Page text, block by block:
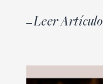
Leer Artículo